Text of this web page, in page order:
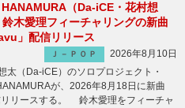
（Da-iCE・花村想
木愛理フィーチャリングの新曲
」配信リリース
Ｊ－ＰＯＰ
2026年8月10日
太（Da-iCE）のソロプロジェクト・
が、2026年8月18日に新曲
リリースする。 鈴木愛理をフィーチャ